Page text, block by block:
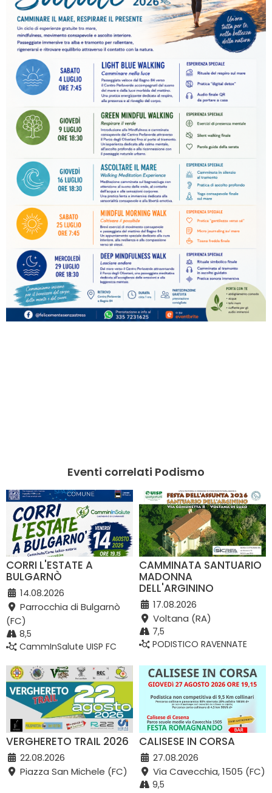
Eventi correlati Podismo
CORRI L'ESTATE A
BULGARNÒ
14.08.2026
Parrocchia di Bulgarnò
(FC)
8,5
CammInSalute UISP FC
CAMMINATA SANTUARIO
MADONNA
DELL'ARGININO
17.08.2026
Voltana (RA)
7,5
PODISTICO RAVENNATE
VERGHERETO TRAIL 2026
22.08.2026
Piazza San Michele (FC)
CALISESE IN CORSA
27.08.2026
Via Cavecchia, 1505 (FC)
9,5